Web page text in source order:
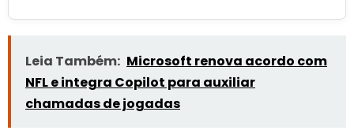
Leia Também: Microsoft renova acordo com
NFL e integra Copilot para auxiliar
chamadas de jogadas